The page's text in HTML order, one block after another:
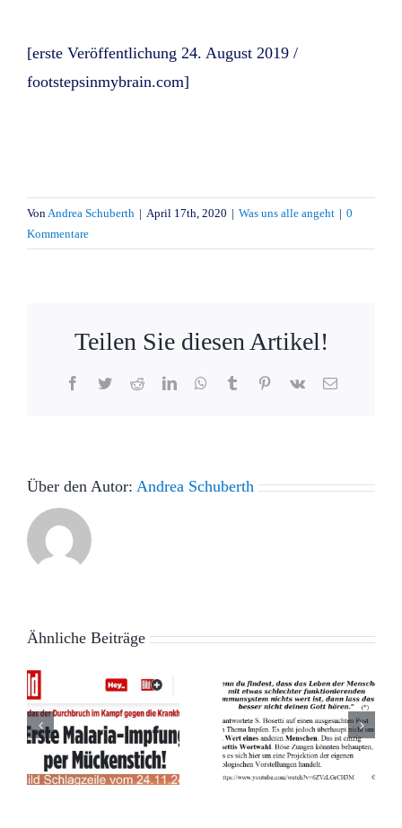
[erste Veröffentlichung 24. August 2019 /
footstepsinmybrain.com]
VonAndrea Schuberth | April 17th, 2020 | Was uns alle angeht | 0
Kommentare
Teilen Sie diesen Artikel!
Facebook
TwitterRedditLinkedInWhatsApp
TumblrPinterest
Vk
E-
Über den Autor: Andrea Schuberth
Ähnliche BeiträgeWahl der
Worte –
Die
schleichende
Veränderung
Wie
gefährlich
sind die
Medien? –
Der Fall